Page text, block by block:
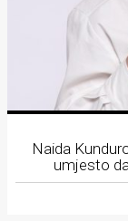
Naida
umjesto